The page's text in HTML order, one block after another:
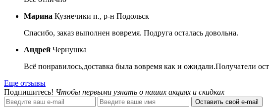
Марина Кузнечики п., р-н Подольск
Спасибо, заказ выполнен вовремя. Подруга осталась довольна.
Андрей Чернушка
Всё понравилось,доставка была вовремя как и ожидали.Получатели
Еще отзывы
Подпишитесь! Чтобы первыми узнать о наших акциях и скидках
Оставить свой e-mail